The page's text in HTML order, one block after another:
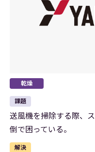
乾燥
課題
送風機を掃除する際、
倒で困っている。
解決